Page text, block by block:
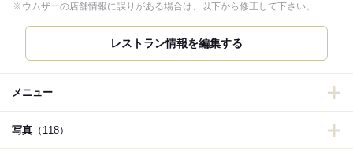
※ウムザーの店舗情報に誤りがある場合は、以下から修正して下さい。
レストラン情報を編集する
メニュー
写真 （118）